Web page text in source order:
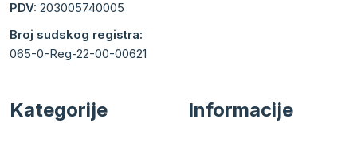
PDV: 203005740005
Broj sudskog registra:
065-0-Reg-22-00-00621
Kategorije Informacije